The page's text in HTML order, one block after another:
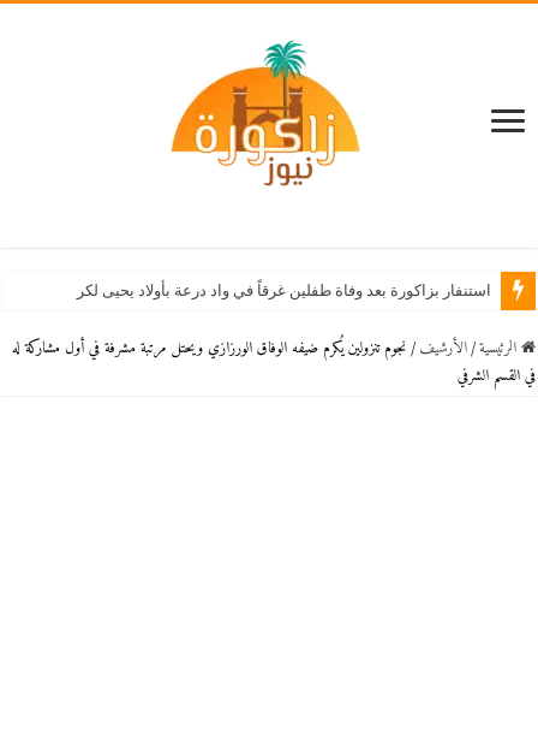
استنفار بزاكورة بعد وفاة طفلين غرقاً في واد درعة بأولاد يحيى لكراير
الرئيسية / اﻷرشيف / نجوم تنزولين يُكرم ضيفه الوفاق الورزازي ويحتل مرتبة مشرفة في أول مشاركة له
في القسم الشرفي